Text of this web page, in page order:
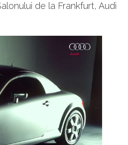
de la Frankfurt, Audi